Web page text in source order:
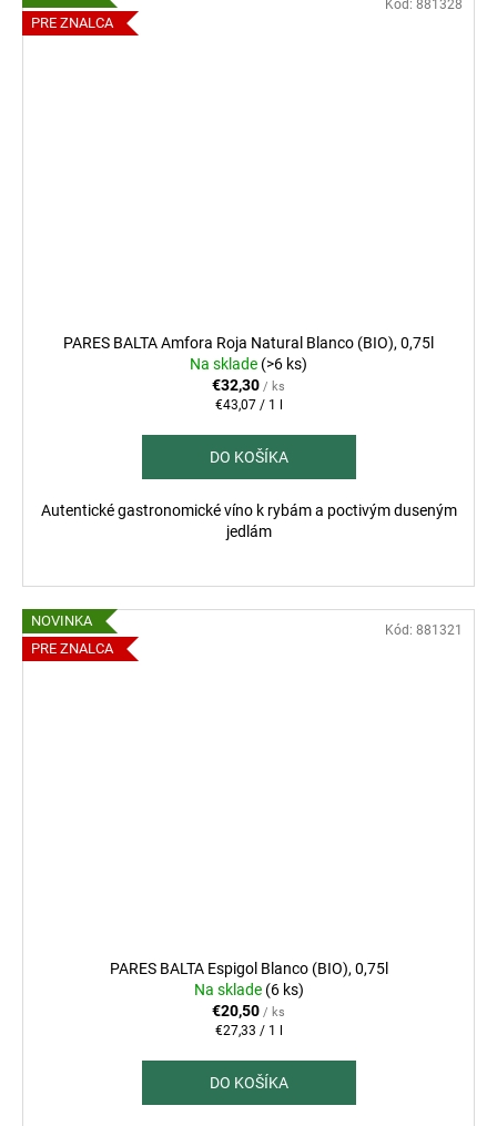
PRE ZNALCA
PARES BALTA Amfora Roja Natural Blanco (BIO), 0,75l
Na sklade (>6 ks)
€32,30 / ks
Jednotková
€43,07 / 1 l
DO KOŠÍKA
Autentické gastronomické víno k rybám a poctivým duseným
jedlám
Kód: 881328
NOVINKA
PRE ZNALCA
PARES BALTA Espigol Blanco (BIO), 0,75l
Na sklade (6 ks)
€20,50 / ks
Jednotková
€27,33 / 1 l
DO KOŠÍKA
Kód: 881321